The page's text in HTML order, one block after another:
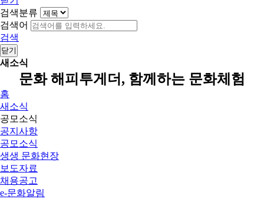
검색분류
검색어
검색
닫기
새소식
문화 해피투게더, 함께하는 문화체험
홈
새소식
공모소식
공지사항
공모소식
생생 문화현장
보도자료
채용공고
e-문화알림